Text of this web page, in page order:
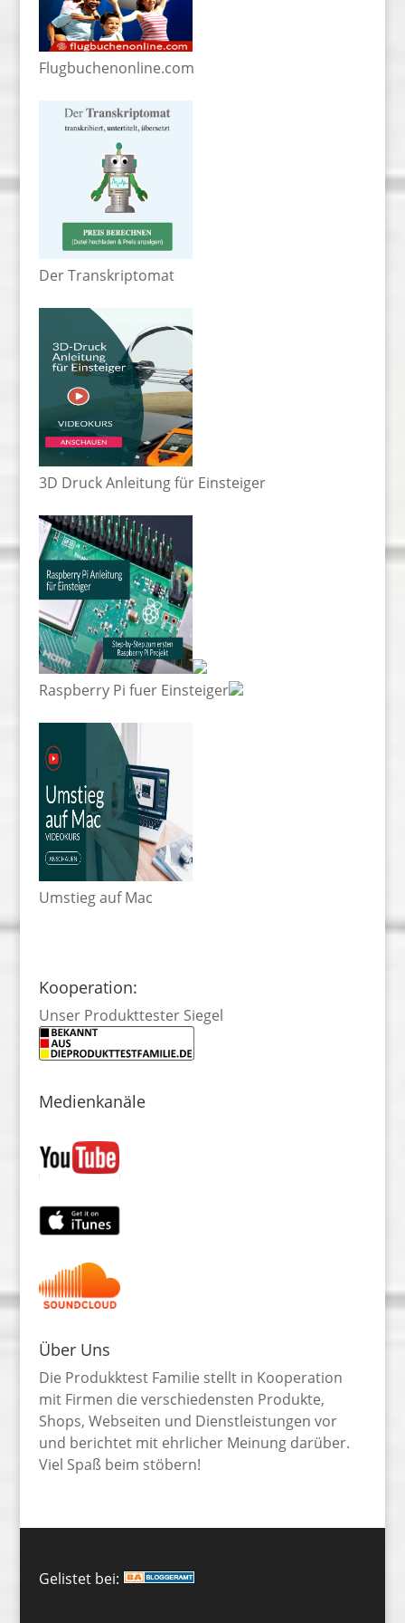
Flugbuchenonline.com
Der Transkriptomat
3D Druck Anleitung für Einsteiger
Raspberry Pi fuer Einsteiger
Umstieg auf Mac
Kooperation:
Unser Produkttester Siegel
Medienkanäle
Über Uns
Die Produkktest Familie stellt in Kooperation
mit Firmen die verschiedensten Produkte,
Shops, Webseiten und Dienstleistungen vor
und berichtet mit ehrlicher Meinung darüber.
Viel Spaß beim stöbern!
Gelistet bei: